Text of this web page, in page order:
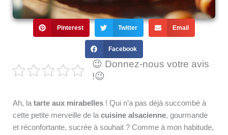
Pinterest Twitter Email
Facebook
😉 Donnez-nous votre avis
!😉
Ah, la tarte aux mirabelles ! Qui n’a pas déjà succombé à
cette petite merveille de la cuisine alsacienne, gourmande
et réconfortante, sucrée à souhait ? Comme à mon habitude,